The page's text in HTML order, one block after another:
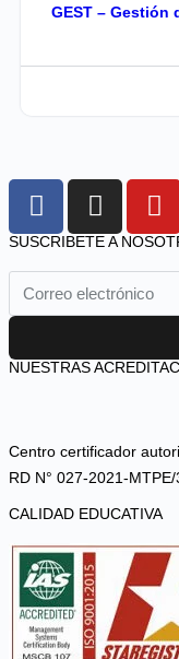
GEST –
SUSCRIBETE A
NUESTRAS
Centro certificador
RD N° 027-2021-
CALIDAD EDUCATIVA